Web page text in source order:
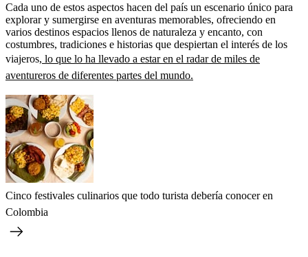
Cada uno de estos aspectos hacen del país un escenario único para
explorar y sumergirse en aventuras memorables, ofreciendo en
varios destinos espacios llenos de naturaleza y encanto, con
costumbres, tradiciones e historias que despiertan el interés de los
viajeros, lo que lo ha llevado a estar en el radar de miles de
aventureros de diferentes partes del mundo.
Cinco festivales culinarios que todo turista debería conocer en
Colombia